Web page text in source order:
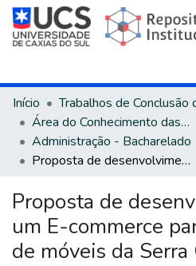
Início
Área do Conhecimento das Ciências Sociais Aplicadas
Administração - Bacharelado
Proposta de desenvolvimento de um E-commerce para uma indústria de móveis da Serra Gaúcha
Proposta de
um E-commerce
de móveis da Serra